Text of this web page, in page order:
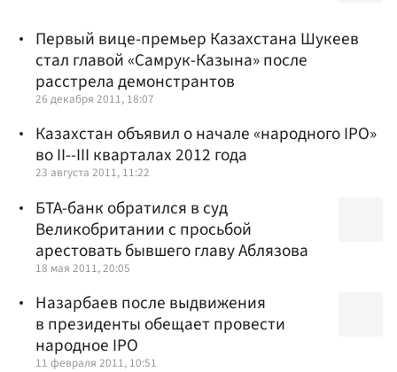
Первый вице-премьер Казахстана Шукеев
стал главой «Самрук-Казына» после
расстрела демонстрантов
26 декабря 2011, 18:07
Казахстан объявил о начале «народного IPO»
во II--III кварталах 2012 года
23 августа 2011, 11:22
БТА-банк обратился в суд
Великобритании с просьбой
арестовать бывшего главу Аблязова
18 мая 2011, 20:05
Назарбаев после выдвижения
в президенты обещает провести
народное IPO
11 февраля 2011, 10:51